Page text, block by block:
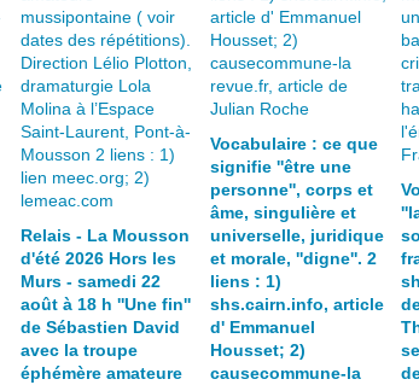
Relais - La Mousson
d'été 2026 Hors les
Murs - samedi 22
août à 18 h ''Une fin''
de Sébastien David
avec la troupe
éphémère amateure
Vocabulaire : ce que
signifie ''être une
personne'', corps et
âme, singulière et
universelle, juridique
et morale, ''digne''. 2
liens : 1)
shs.cairn.info, article
d' Emmanuel
Housset; 2)
causecommune-la